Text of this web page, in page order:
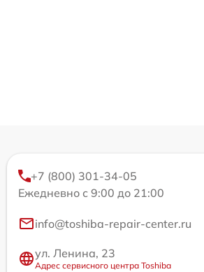
+7 (800) 301-34-05
Ежедневно с 9:00 до 21:00
info@toshiba-repair-center.ru
ул. Ленина, 23
Адрес сервисного центра Toshiba